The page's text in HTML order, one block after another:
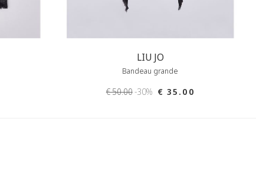
LIU JO
Bandeau grande
€ 50.00-30% € 35.00